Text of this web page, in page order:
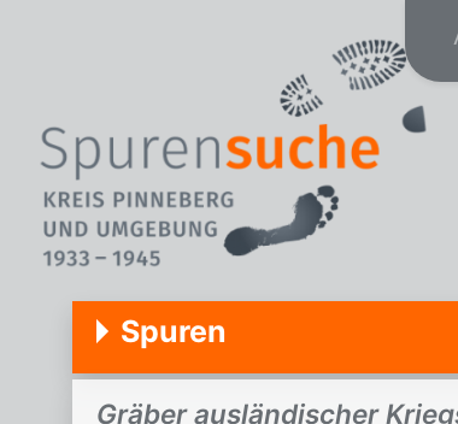
Spuren
Gräber ausländischer